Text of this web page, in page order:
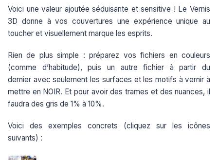
Voici une valeur ajoutée séduisante et sensitive ! Le Vernis
3D donne à vos couvertures une expérience unique au
toucher et visuellement marque les esprits.
Rien de plus simple : préparez vos fichiers en couleurs
(comme d’habitude), puis un autre fichier à partir du
dernier avec seulement les surfaces et les motifs à vernir à
mettre en NOIR. Et pour avoir des trames et des nuances, il
faudra des gris de 1% à 10%.
Voici des exemples concrets (cliquez sur les icônes
suivants) :